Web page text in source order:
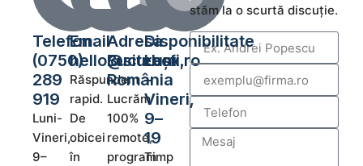
Telefon
(0750)
289
919
Luni-
Vineri,
9–
Email
hello@sitebox.ro
Răspundem
rapid.
De
obicei
în
Adresa
București,
România
Lucrăm
100%
remote,
program
Disponibilitate
Luni
–
Vineri,
9–
19
Timp
stăm la o scurtă discuție.